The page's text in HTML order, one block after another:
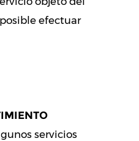
efectuar
servicios